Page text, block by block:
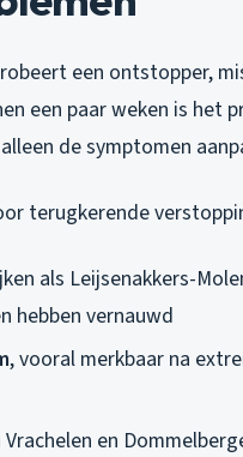
een ontstopper,
een paar weken is het
de symptomen
terugkerende
als Leijsenakkers-
hebben vernauwd
, vooral merkbaar na
en